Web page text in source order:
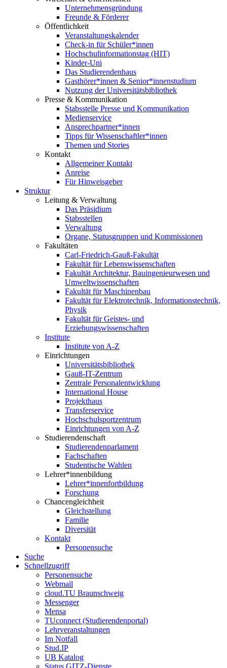
Unternehmensgründung
Freunde & Förderer
Öffentlichkeit
Veranstaltungskalender
Check-in für Schüler*innen
Hochschulinformationstag (HIT)
Kinder-Uni
Das Studierendenhaus
Gasthörer*innen & Senior*innenstudium
Nutzung der Universitätsbibliothek
Presse & Kommunikation
Stabsstelle Presse und Kommunikation
Medienservice
Ansprechpartner*innen
Tipps für Wissenschaftler*innen
Themen und Stories
Kontakt
Allgemeiner Kontakt
Anreise
Für Hinweisgeber
Struktur
Leitung & Verwaltung
Das Präsidium
Stabsstellen
Verwaltung
Organe, Statusgruppen und Kommissionen
Fakultäten
Carl-Friedrich-Gauß-Fakultät
Fakultät für Lebenswissenschaften
Fakultät Architektur, Bauingenieurwesen und
Umweltwissenschaften
Fakultät für Maschinenbau
Fakultät für Elektrotechnik, Informationstechnik,
Physik
Fakultät für Geistes- und
Erziehungswissenschaften
Institute
Institute von A-Z
Einrichtungen
Universitätsbibliothek
Gauß-IT-Zentrum
Zentrale Personalentwicklung
International House
Projekthaus
Transferservice
Hochschulsportzentrum
Einrichtungen von A-Z
Studierendenschaft
Studierendenparlament
Fachschaften
Studentische Wahlen
Lehrer*innenbildung
Lehrer*innenfortbildung
Forschung
Chancengleichheit
Gleichstellung
Familie
Diversität
Kontakt
Personensuche
Suche
Schnellzugriff
Personensuche
Webmail
cloud.TU Braunschweig
Messenger
Mensa
TUconnect (Studierendenportal)
Lehrveranstaltungen
Im Notfall
Stud.IP
UB Katalog
Status GITZ-Dienste